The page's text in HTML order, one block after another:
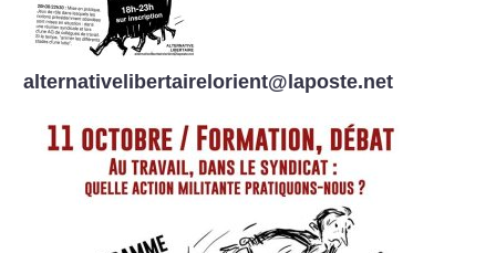
alternativelibertairelorient@laposte.net